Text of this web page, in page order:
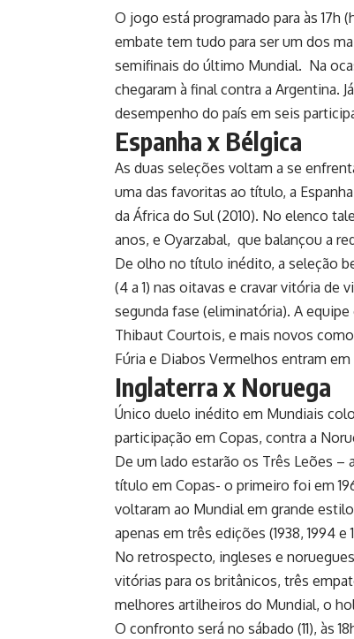
O jogo está programado para às 17h
embate tem tudo para ser um dos
semifinais do último Mundial. Na
chegaram à final contra a Argentina.
desempenho do país em seis
Espanha x Bélgica
As duas seleções voltam a se
uma das favoritas ao título, a
da África do Sul (2010). No elenco
anos, e Oyarzabal, que balançou a
De olho no título inédito, a seleção
(4 a 1) nas oitavas e cravar vitória de
segunda fase (eliminatória). A
Thibaut Courtois, e mais novos
Fúria e Diabos Vermelhos entram
Inglaterra x Noruega
Único duelo inédito em Mundiais
participação em Copas, contra a
De um lado estarão os Três Leões –
título em Copas- o primeiro foi em
voltaram ao Mundial em grande
apenas em três edições (1938, 1994 e
No retrospecto, ingleses e
vitórias para os britânicos, três
melhores artilheiros do Mundial, o
O confronto será no sábado (11), às